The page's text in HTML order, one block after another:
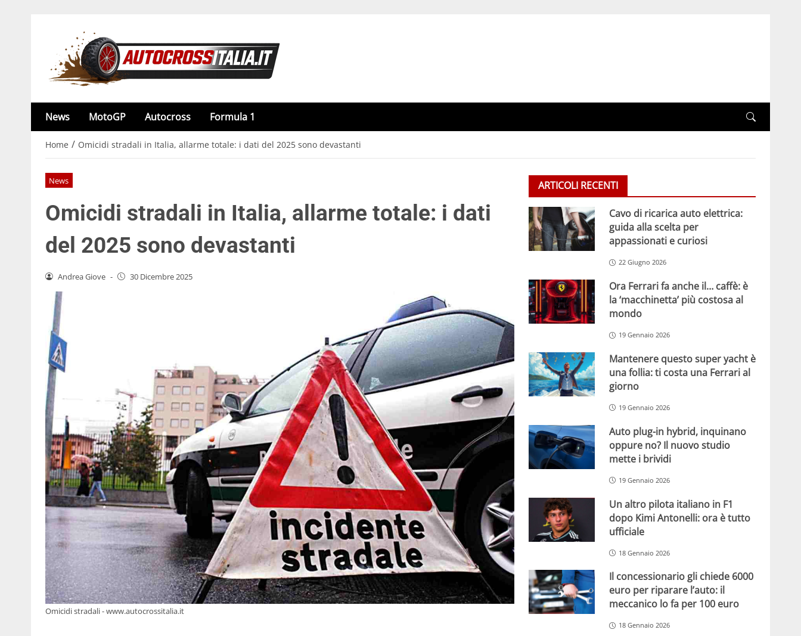
News MotoGP Autocross Formula 1
Home / Omicidi stradali in Italia, allarme totale: i dati del 2025 sono devastanti
News
Omicidi stradali in Italia, allarme totale: i dati
del 2025 sono devastanti
Andrea Giove - 30 Dicembre 2025
Omicidi stradali - www.autocrossitalia.it
ARTICOLI RECENTI
Cavo di ricarica auto elettrica:
guida alla scelta per
appassionati e curiosi
22 Giugno 2026
Ora Ferrari fa anche il… caffè: è
la ‘macchinetta’ più costosa al
mondo
19 Gennaio 2026
Mantenere questo super yacht è
una follia: ti costa una Ferrari al
giorno
19 Gennaio 2026
Auto plug-in hybrid, inquinano
oppure no? Il nuovo studio
mette i brividi
19 Gennaio 2026
Un altro pilota italiano in F1
dopo Kimi Antonelli: ora è tutto
ufficiale
18 Gennaio 2026
Il concessionario gli chiede 6000
euro per riparare l’auto: il
meccanico lo fa per 100 euro
18 Gennaio 2026